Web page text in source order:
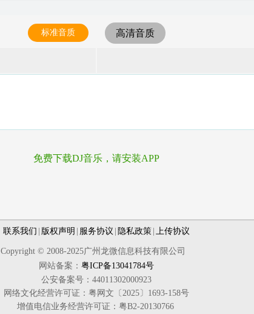
标准音质 高清音质
免费下载DJ音乐，请安装APP
联系我们 版权声明 服务协议 隐私政策 上传协议
Copyright © 2008-2025广州龙微信息科技有限公司
网站备案： 粤ICP备13041784号
公安备案号：44011302000923
网络文化经营许可证：粤网文〔2025〕1693-158号
增值电信业务经营许可证：粤B2-20130766